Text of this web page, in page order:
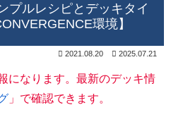
プルレシピとデッキタイ
環境】
2021.08.20 2025.07.21
になります。最新のデッキ情
」で確認できます。